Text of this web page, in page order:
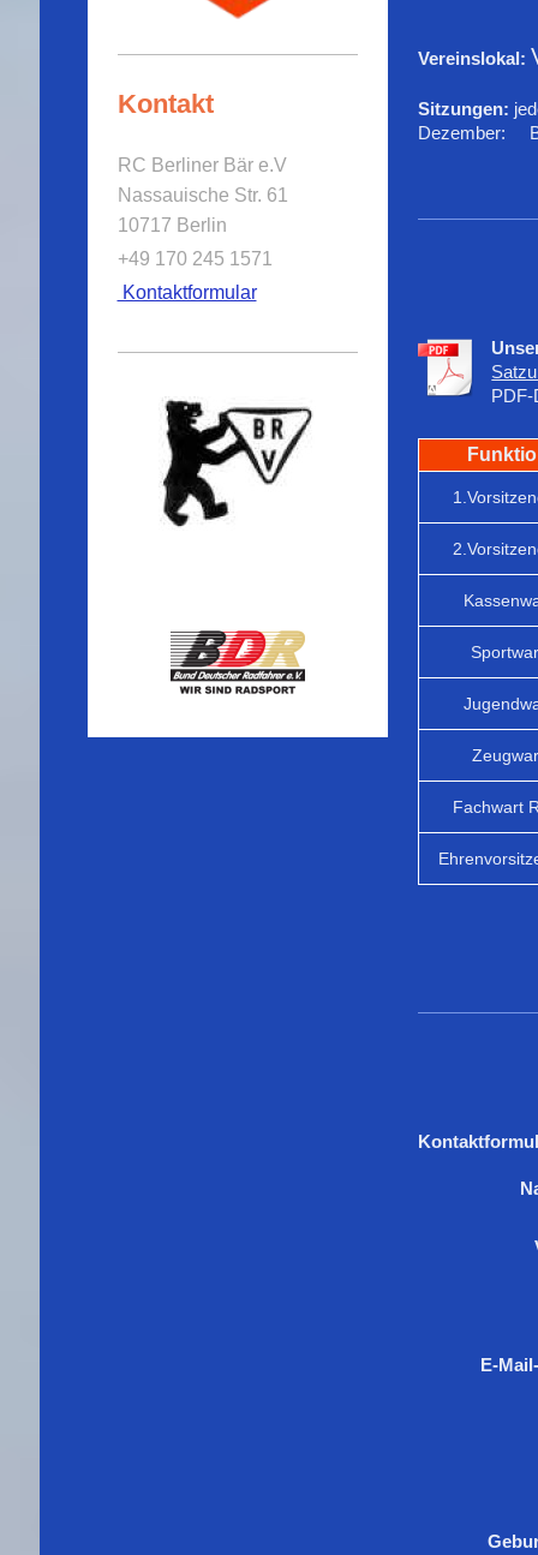
Vereinslokal:
Sitzungen:
Dezember:
PDF-
Fachwart
E-
Kontakt
RC Berliner Bär e.V
Nassauische Str. 61
10717 Berlin
+49 170 245 1571
Kontaktformular